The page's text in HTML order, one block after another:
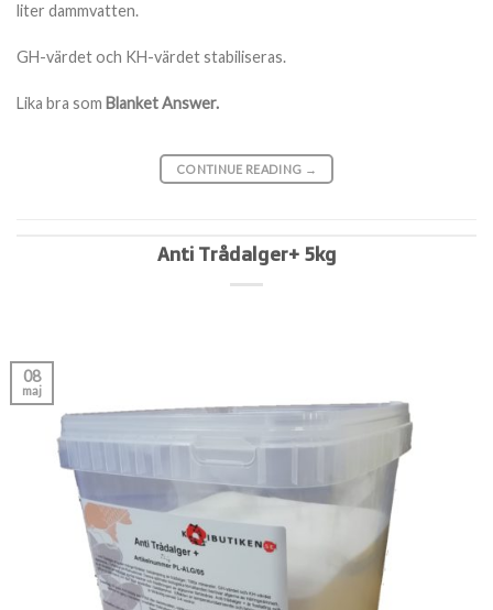
liter dammvatten.
GH-värdet och KH-värdet stabiliseras.
Lika bra som Blanket Answer.
CONTINUE READING →
Anti Trådalger+ 5kg
08
maj